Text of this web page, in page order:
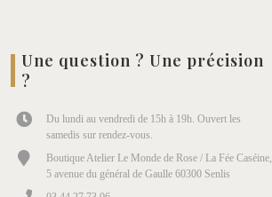
Une question ? Une précision
?
Du lundi au vendredi de 15h à 19h. Ouvert les
samedis sur rendez-vous.
Boutique Atelier Le Monde de Rose / La Fée Caséine,
5 avenue du général de Gaulle 60300 Senlis